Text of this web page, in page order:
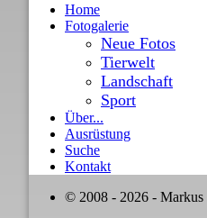
Home
Fotogalerie
Neue Fotos
Tierwelt
Landschaft
Sport
Über...
Ausrüstung
Suche
Kontakt
© 2008 - 2026 - Markus